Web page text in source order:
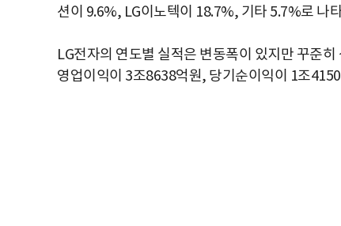
션이 9.6%, LG이노텍이 18.7%, 기타 5.7%로 나
LG전자의 연도별 실적은 변동폭이 있지만 꾸준
영업이익이 3조8638억원, 당기순이익이 1조